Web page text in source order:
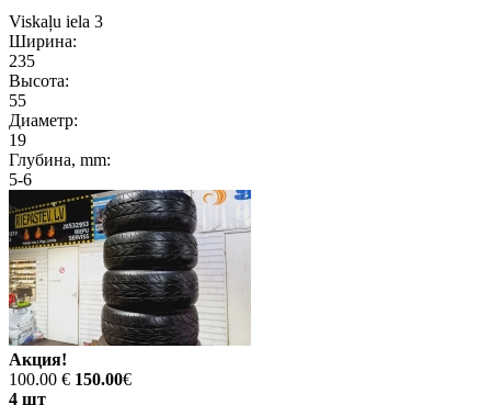
Viskaļu iela 3
Ширина:
235
Высота:
55
Диаметр:
19
Глубина, mm:
5-6
Акция!
100.00 € 150.00€
4 шт